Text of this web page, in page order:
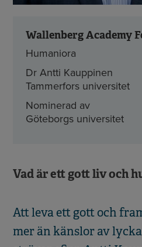
Wallenberg Academy
Humaniora
Dr Antti Kauppinen
Tammerfors universitet
Nominerad av
Göteborgs universitet
Vad är ett gott liv och
Att leva ett gott och
mer än känslor av